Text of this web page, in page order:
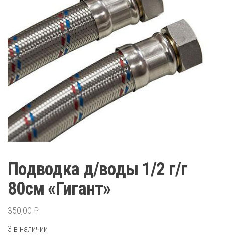
Подводка д/воды 1/2 г/г
80см «Гигант»
350,00 ₽
3 в наличии